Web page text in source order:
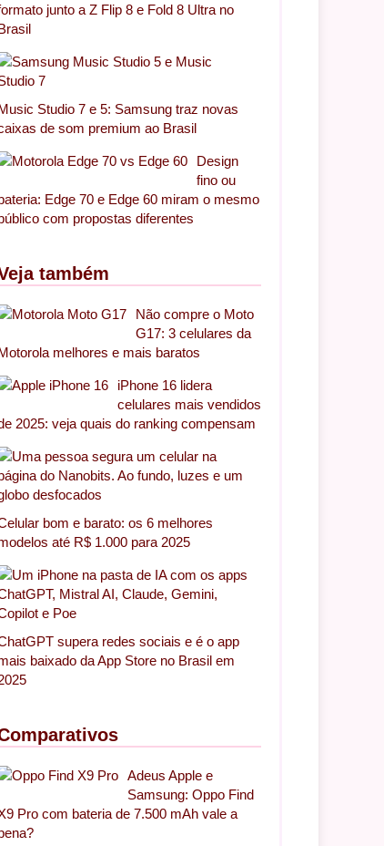
junto a Z Flip 8 e Fold 8 Ultra no
Brasil
Music Studio 7 e 5: Samsung traz novas
de som premium ao Brasil
Design
fino ou
bateria: Edge 70 e Edge 60 miram o mesmo
com propostas diferentes
também
Não compre o Moto
G17: 3 celulares da
Motorola melhores e mais baratos
iPhone 16 lidera
celulares mais vendidos
2025: veja quais do ranking compensam
bom e barato: os 6 melhores
até R$ 1.000 para 2025
supera redes sociais e é o app
baixado da App Store no Brasil em
Adeus Apple e
Samsung: Oppo Find
Pro com bateria de 7.500 mAh vale a